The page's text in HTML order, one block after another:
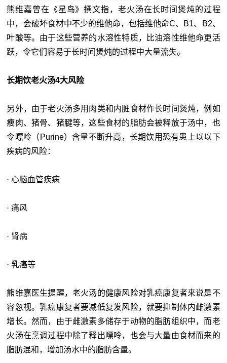
熊维嘉曾在《星岛》撰文指，老火汤在长时间煲炖的过程
中，会破坏食材中不少的维他命，包括维他命C、B1、B2、
叶酸等。由于这些营养的水溶性特质，比油溶性维他命更活
跃，令它们容易于长时间煲炖的过程中大量流失。
长期饮老火汤4大风险
另外，由于老火汤多用肉类和内脏食材作长时间煲炖，例如
瘦肉、猪骨、猪腱等，这些食材的脂肪会被释放于汤中，也
令嘌呤（Purine）含量不断升高，长期饮用恐有患上以以下
疾病的风险：
· 心脑血管疾病
· 痛风
· 肾病
· 乳癌等
熊维嘉医生提醒，老火汤的健康风险对乳癌康复者来说是不
容忽视。乳癌康复者要减低复发风险，就要抑制体内雌激素
增长。然而，由于雌激素多储存于动物的脂肪组织中，而老
火汤在烹调过程中除了释出嘌呤，也会与大量由食材而来的
脂肪混和，增加汤水中的脂肪含量。